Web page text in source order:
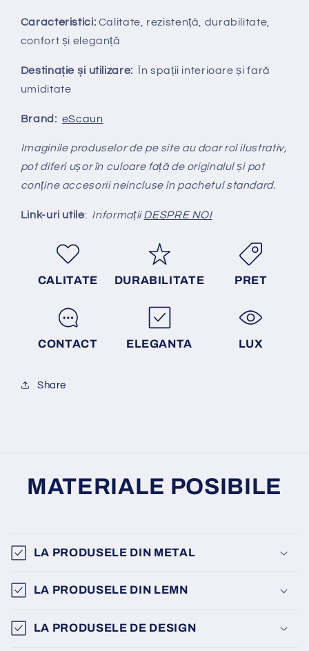
Caracteristici: Calitate, rezistență, durabilitate,
confort și eleganță
Destinație și utilizare: În spații interioare și fară
umiditate
Brand: eScaun
Imaginile produselor de pe site au doar rol ilustrativ,
pot diferi ușor în culoare față de originalul și pot
conține accesorii neincluse în pachetul standard.
Link-uri utile: InformațiiDESPRE NOI
CALITATE DURABILITATE PRET
CONTACT ELEGANTA LUX
Share
MATERIALE POSIBILE
LA PRODUSELE DIN METAL
LA PRODUSELE DIN LEMN
LA PRODUSELE DE DESIGN